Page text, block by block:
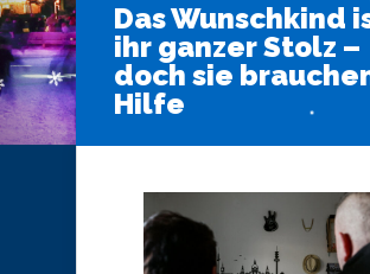
Das Wunschkind
ihr ganzer Stolz –
doch sie
Hilfe